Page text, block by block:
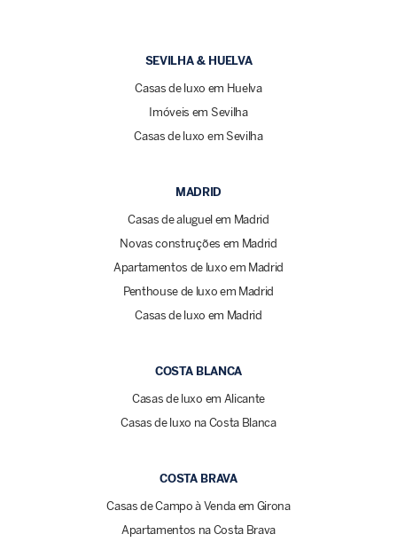
SEVILHA & HUELVA
Casas de luxo em Huelva
Imóveis em Sevilha
Casas de luxo em Sevilha
MADRID
Casas de aluguel em Madrid
Novas construções em Madrid
Apartamentos de luxo em Madrid
Penthouse de luxo em Madrid
Casas de luxo em Madrid
COSTA BLANCA
Casas de luxo em Alicante
Casas de luxo na Costa Blanca
COSTA BRAVA
Casas de Campo à Venda em Girona
Apartamentos na Costa Brava